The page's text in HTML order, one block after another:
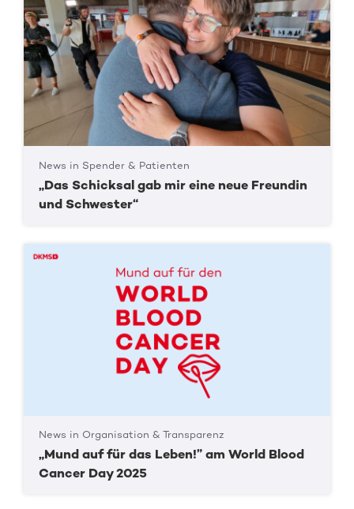
News in Spender & Patienten
„Das Schicksal gab mir eine neue Freundin
und Schwester“
News in Organisation & Transparenz
„Mund auf für das Leben!” am World Blood
Cancer Day 2025